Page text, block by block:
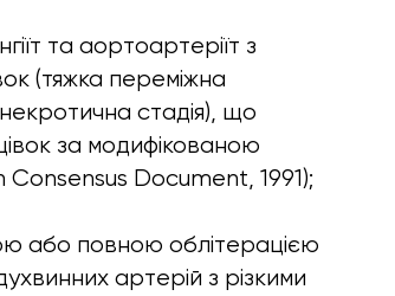
та аортоартеріїт з
(тяжка переміжна
стадія), що
за модифікованою
Consensus Document, 1991);
або повною облітерацією
артерій з різкими